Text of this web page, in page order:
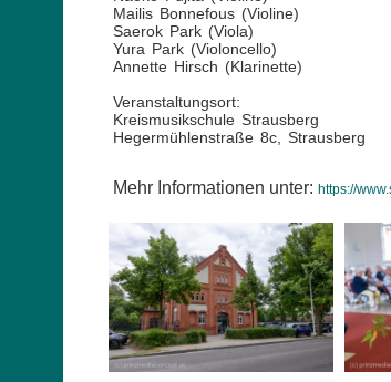
Mailis Bonnefous (Violine)
Saerok Park (Viola)
Yura Park (Violoncello)
Annette Hirsch (Klarinette)
Veranstaltungsort:
Kreismusikschule Strausberg
Hegermühlenstraße 8c, Strausberg
Mehr Informationen unter: https://